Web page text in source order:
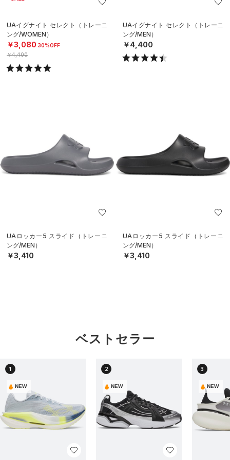
UAイグナイト セレクト（トレーニ
ング/WOMEN）
￥3,080 30%OFF
￥4,400
UAイグナイト セレクト（トレーニ
ング/MEN）
￥4,400
UAロッカー5 スライド（トレーニ
ング/MEN）
￥3,410
UAロッカー5 スライド（トレーニ
ング/MEN）
￥3,410
ベストセラー
1
NEW
2
NEW
3
NEW